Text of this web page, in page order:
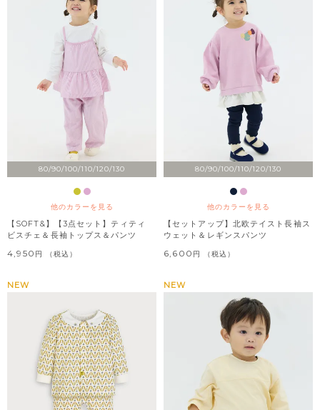
80/90/100/110/120/130
他のカラーを見る
【SOFT&】【3点セット】ティティ
ビスチェ＆長袖トップス＆パンツ
4,950 税込
80/90/100/110/120/130
他のカラーを見る
【セットアップ】北欧テイスト長袖ス
ウェット＆レギンスパンツ
6,600 税込
NEW NEW